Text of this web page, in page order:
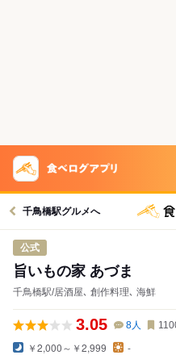
千鳥橋駅グルメへ
公式
旨いもの家 あづま
千鳥橋駅/居酒屋､ 創作料理､ 海鮮
3.05 8人
￥2,000～￥2,999
-